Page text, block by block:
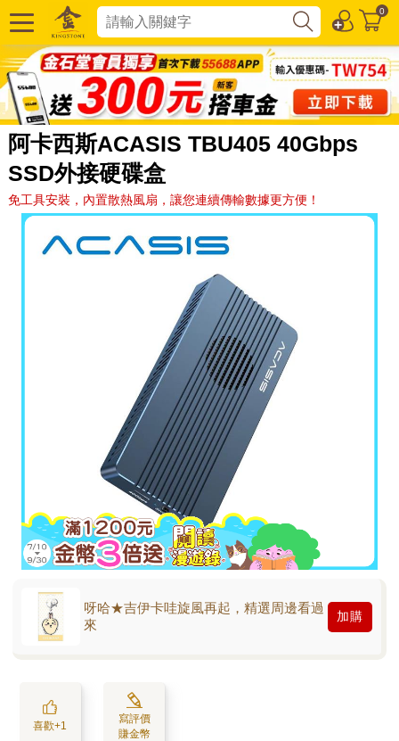
0
阿卡西斯ACASIS TBU405 40Gbps
SSD外接硬碟盒
免工具安裝，內置散熱風扇，讓您連續傳輸數據更方便！
呀哈★吉伊卡哇旋風再起，精選周邊看過
來
加購
喜歡+1
寫評價
賺金幣